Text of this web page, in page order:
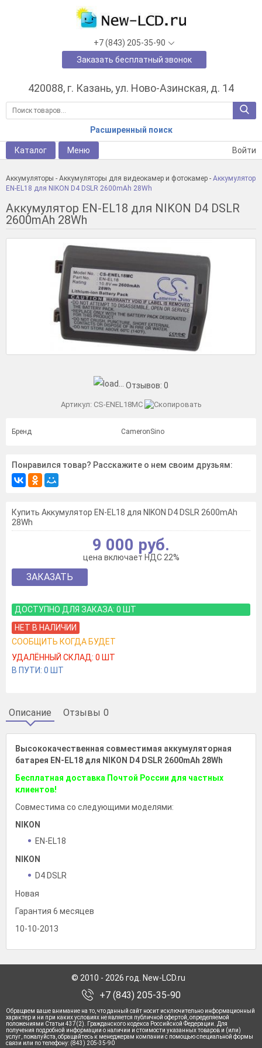
420088, г. Казань, ул. Ново-Азинская, д. 14
Расширенный поиск
+7 (843) 205-35-90
Заказать бесплатный звонок
Каталог Меню Войти
Аккумуляторы - Аккумуляторы для видеокамер и фотокамер - Аккумулятор
EN-EL18 для NIKON D4 DSLR 2600mAh 28Wh
Аккумулятор EN-EL18 для NIKON D4 DSLR
2600mAh 28Wh
Отзывов: 0
Артикул: CS-ENEL18MC
Бренд CameronSino
Понравился товар? Расскажите о нем своим друзьям:
Купить Аккумулятор EN-EL18 для NIKON D4 DSLR 2600mAh
28Wh
9 000 руб.
цена включает НДС 22%
ЗАКАЗАТЬ
ДОСТУПНО ДЛЯ ЗАКАЗА: 0 ШТ
НЕТ В НАЛИЧИИ
СООБЩИТЬ КОГДА БУДЕТ
УДАЛЁННЫЙ СКЛАД: 0 ШТ
В ПУТИ: 0 ШТ
Описание Отзывы 0
Высококачественная совместимая аккумуляторная
батарея EN-EL18 для NIKON D4 DSLR 2600mAh 28Wh
Бесплатная доставка Почтой России для частных
клиентов!
Совместима со следующими моделями:
NIKON
EN-EL18
NIKON
D4 DSLR
Новая
Гарантия 6 месяцев
10-10-2013
© 2010 - 2026 год. New-LCD.ru
+7 (843) 205-35-90
Обращаем ваше внимание на то, что данный сайт носит исключительно информационный
характер и ни при каких условиях не является публичной офертой, определяемой
положениями Статьи 437(2). Гражданского кодекса Российской Федерации. Для
получения подробной информации о наличии и стоимости указанных товаров и (или)
услуг, пожалуйста, обращайтесь к менеджерам компании с помощью специальной формы
связи или по телефону: (843) 205-35-90